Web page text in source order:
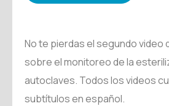
No te pierdas el segundo video
sobre el monitoreo de la
autoclaves. Todos los videos
subtítulos en español.